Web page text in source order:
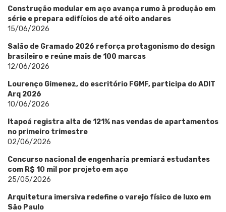
Construção modular em aço avança rumo à produção em
série e prepara edifícios de até oito andares
15/06/2026
Salão de Gramado 2026 reforça protagonismo do design
brasileiro e reúne mais de 100 marcas
12/06/2026
Lourenço Gimenez, do escritório FGMF, participa do ADIT
Arq 2026
10/06/2026
Itapoá registra alta de 121% nas vendas de apartamentos
no primeiro trimestre
02/06/2026
Concurso nacional de engenharia premiará estudantes
com R$ 10 mil por projeto em aço
25/05/2026
Arquitetura imersiva redefine o varejo físico de luxo em
São Paulo